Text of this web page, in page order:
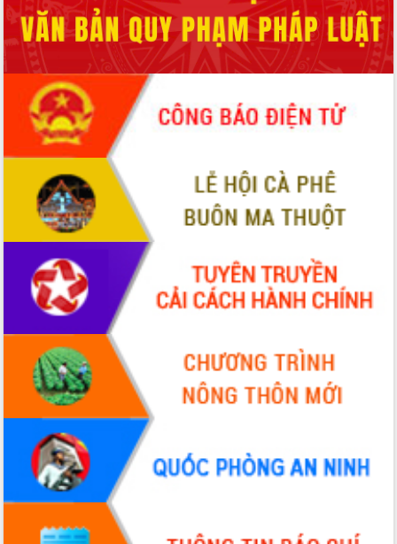
Thứ trưởng Bộ Y tế làm việc với tỉnh
Đắk Lắk về phát triển nhân lực y tế
cho trạm y tế cấp xã
Du lịch Đắk Lắk nâng tầm trải nghiệm
du khách thông qua Hệ thống cơ sở dữ
liệu và Bản đồ số
Tập huấn ứng dụng trí tuệ nhân tạo (AI)
trong thương mại điện tử năm 2026
Đoàn đại biểu Quốc hội tỉnh Đắk Lắk
trao đổi thông tin trước Kỳ họp thứ
nhất, Quốc hội khóa XVI
Quyết liệt cải cách hành chính, khơi
thông nguồn lực phát triển
Nâng cao hiệu lực, hiệu quả HĐND
tỉnh thông qua hiện đại hóa hành chính
Xã Ea Phê gắn cải cách hành chính với
chuyển đổi số
Phó Chủ tịch Thường trực UBND tỉnh
Hồ Thị Nguyên Thảo làm việc tại Trung
tâm Phục vụ hành chính công xã Ea
Xây dựng nền hành chính số đồng
hành cùng nông dân dân, doanh nghiệp
Giai đoạn 2026-2030, Đắk Lắk phấn
đấu có 77% xã đạt chuẩn nông thôn
Chuyển đổi số 'mở đường' cho nông
nghiệp Đắk Lắk tăng trưởng bứt phá